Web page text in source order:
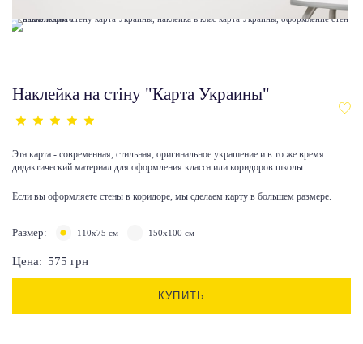
Наклейка на стіну "Карта Украины"
Эта карта - современная, стильная, оригинальное украшение и в то же время
дидактический материал для оформления класса или коридоров школы.
Если вы оформляете стены в коридоре, мы сделаем карту в большем размере.
Размер: 110x75 см 150x100 см
Цена: 575 грн
КУПИТЬ